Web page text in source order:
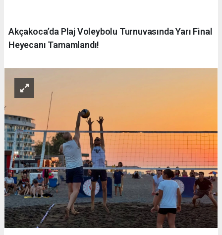
Akçakoca’da Plaj Voleybolu Turnuvasında Yarı Final
Heyecanı Tamamlandı!